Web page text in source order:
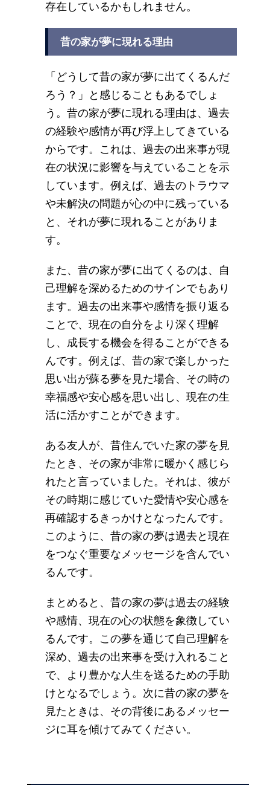
存在しているかもしれません。
昔の家が夢に現れる理由
「どうして昔の家が夢に出てくるんだ
ろう？」と感じることもあるでしょ
う。昔の家が夢に現れる理由は、過去
の経験や感情が再び浮上してきている
からです。これは、過去の出来事が現
在の状況に影響を与えていることを示
しています。例えば、過去のトラウマ
や未解決の問題が心の中に残っている
と、それが夢に現れることがありま
す。
また、昔の家が夢に出てくるのは、自
己理解を深めるためのサインでもあり
ます。過去の出来事や感情を振り返る
ことで、現在の自分をより深く理解
し、成長する機会を得ることができる
んです。例えば、昔の家で楽しかった
思い出が蘇る夢を見た場合、その時の
幸福感や安心感を思い出し、現在の生
活に活かすことができます。
ある友人が、昔住んでいた家の夢を見
たとき、その家が非常に暖かく感じら
れたと言っていました。それは、彼が
その時期に感じていた愛情や安心感を
再確認するきっかけとなったんです。
このように、昔の家の夢は過去と現在
をつなぐ重要なメッセージを含んでい
るんです。
まとめると、昔の家の夢は過去の経験
や感情、現在の心の状態を象徴してい
るんです。この夢を通じて自己理解を
深め、過去の出来事を受け入れること
で、より豊かな人生を送るための手助
けとなるでしょう。次に昔の家の夢を
見たときは、その背後にあるメッセー
ジに耳を傾けてみてください。